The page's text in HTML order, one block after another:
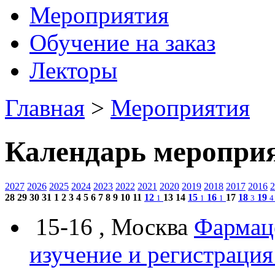
Мероприятия
Обучение на заказ
Лекторы
Главная > Мероприятия
Календарь
2027 2026 2025 2024 2023 2022 2021 2020 2019 2018 2017 2016
28 29 30 31 1 2 3 4 5 6 7 8 9 10 11 12 1 13 14 15 1 16 1 17 18 3 19 4
15-16 , Москва
изучение и